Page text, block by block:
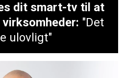
dit smart-tv til at
"Det
ulovligt"